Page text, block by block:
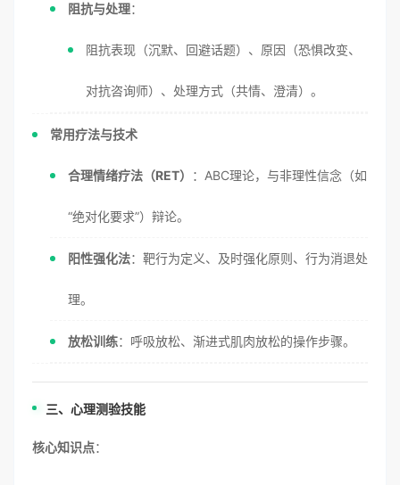
阻抗与处理：
阻抗表现（沉默、回避话题）、原因（恐惧改变、
对抗咨询师）、处理方式（共情、澄清）。
常用疗法与技术
合理情绪疗法（RET） ：ABC理论，与非理性信念（如
“绝对化要求”）辩论。
阳性强化法：靶行为定义、及时强化原则、行为消退处
理。
放松训练：呼吸放松、渐进式肌肉放松的操作步骤。
三、心理测验技能
核心知识点：